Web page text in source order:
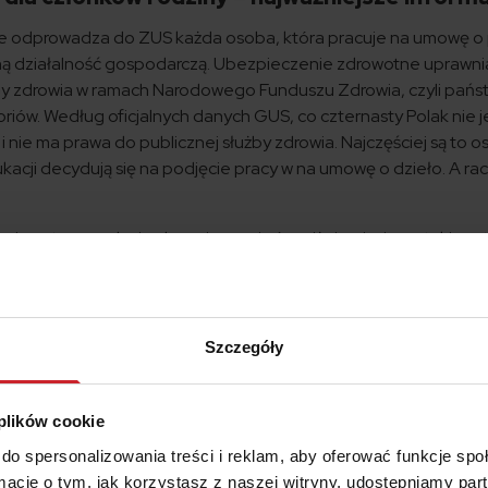
Szczegóły
cookie
spersonalizowania treści i reklam, aby oferować funkcje
o tym, jak korzystasz z naszej witryny, udostępniamy
odprowadza do ZUS każda osoba, która pracuje na umowę
działalność gospodarczą. Ubezpieczenie zdrowotne
zdrowia w ramach Narodowego Funduszu Zdrowia, czyli
Według oficjalnych danych GUS, co czternasty Polak nie
ma prawa do publicznej służby zdrowia. Najczęściej są to
decydują się na podjęcie pracy w na umowę o dzieło. A
tego rodzaju ubezpieczenia (poniżej opisujemy takie
Dzięki temu osoba zyskuje pełnię praw do korzystania ze
zostać objęte Twoim ubezpieczeniem zdrowotnym nie
Ubezpieczeń Społecznych jest bezpłatna. Bez względu
wysokość składki pozostaje niezmienna.
zdrowotne?
członków rodziny – kogo możesz